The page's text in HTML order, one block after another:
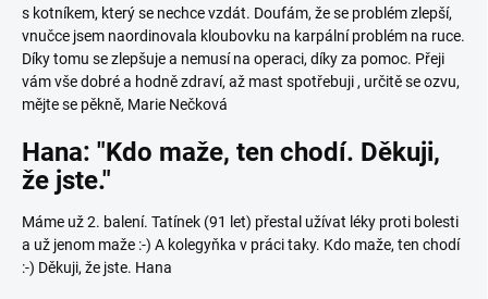
s kotníkem, který se nechce vzdát. Doufám, že se problém zlepší,
vnučce jsem naordinovala kloubovku na karpální problém na ruce.
Díky tomu se zlepšuje a nemusí na operaci, díky za pomoc. Přeji
vám vše dobré a hodně zdraví, až mast spotřebuji , určitě se ozvu,
mějte se pěkně, Marie Nečková
Hana: "Kdo maže, ten chodí. Děkuji,
že jste."
Máme už 2. balení. Tatínek (91 let) přestal užívat léky proti bolesti
a už jenom maže :-) A kolegyňka v práci taky. Kdo maže, ten chodí
:-) Děkuji, že jste. Hana